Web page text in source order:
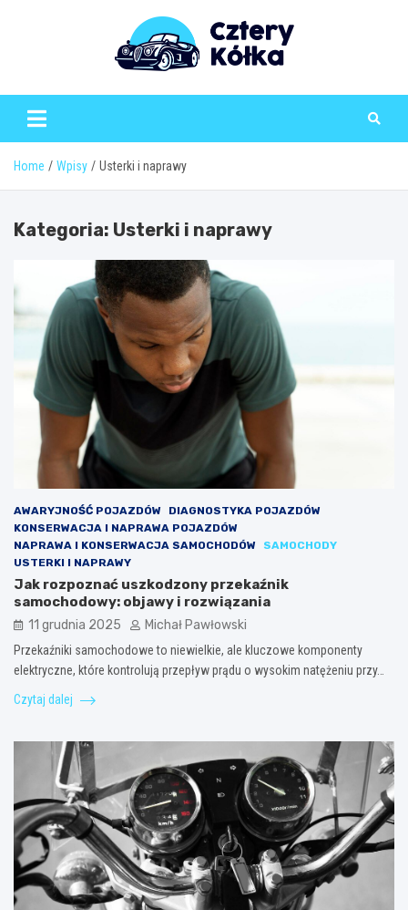
Home Wpisy Usterki i naprawy
Kategoria: Usterki i naprawy
AWARYJNOŚĆ POJAZDÓW
DIAGNOSTYKA POJAZDÓW
KONSERWACJA I NAPRAWA POJAZDÓW
NAPRAWA I KONSERWACJA SAMOCHODÓW
SAMOCHODY
USTERKI I NAPRAWY
Jak rozpoznać uszkodzony przekaźnik
samochodowy: objawy i rozwiązania
11 grudnia 2025 Michał Pawłowski
Przekaźniki samochodowe to niewielkie, ale kluczowe komponenty
elektryczne, które kontrolują przepływ prądu o wysokim natężeniu przy…
Czytaj dalej